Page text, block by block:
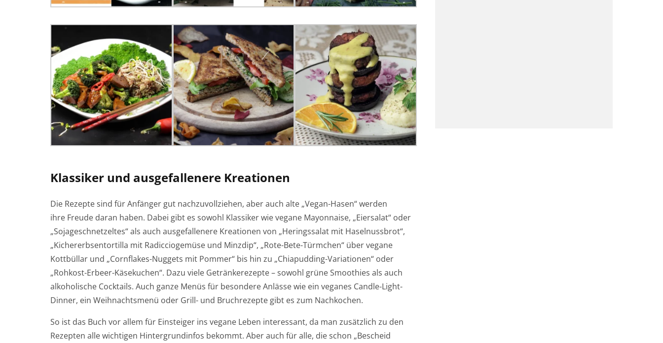
Klassiker und ausgefallenere Kreationen
Die Rezepte sind für Anfänger gut nachzuvollziehen, aber auch alte „Vegan-Hasen“ werden
ihre Freude daran haben. Dabei gibt es sowohl Klassiker wie vegane Mayonnaise, „Eiersalat“ oder
„Sojageschnetzeltes“ als auch ausgefallenere Kreationen von „Heringssalat mit Haselnussbrot“,
„Kichererbsentortilla mit Radicciogemüse und Minzdip“, „Rote-Bete-Türmchen“ über vegane
Kottbüllar und „Cornflakes-Nuggets mit Pommer“ bis hin zu „Chiapudding-Variationen“ oder
„Rohkost-Erbeer-Käsekuchen“. Dazu viele Getränkerezepte – sowohl grüne Smoothies als auch
alkoholische Cocktails. Auch ganze Menüs für besondere Anlässe wie ein veganes Candle-Light-
Dinner, ein Weihnachtsmenü oder Grill- und Bruchrezepte gibt es zum Nachkochen.
So ist das Buch vor allem für Einsteiger ins vegane Leben interessant, da man zusätzlich zu den
Rezepten alle wichtigen Hintergrundinfos bekommt. Aber auch für alle, die schon „Bescheid